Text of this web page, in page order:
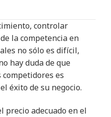
controlar
la competencia en
no sólo es difícil,
hay duda de que
competidores es
éxito de su negocio.
precio adecuado en el